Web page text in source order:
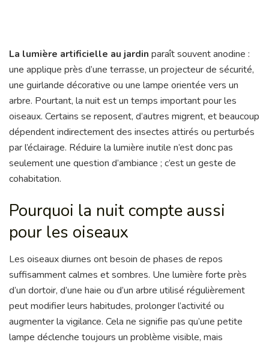
La lumière artificielle au jardin paraît souvent anodine :
une applique près d’une terrasse, un projecteur de sécurité,
une guirlande décorative ou une lampe orientée vers un
arbre. Pourtant, la nuit est un temps important pour les
oiseaux. Certains se reposent, d’autres migrent, et beaucoup
dépendent indirectement des insectes attirés ou perturbés
par l’éclairage. Réduire la lumière inutile n’est donc pas
seulement une question d’ambiance ; c’est un geste de
cohabitation.
Pourquoi la nuit compte aussi
pour les oiseaux
Les oiseaux diurnes ont besoin de phases de repos
suffisamment calmes et sombres. Une lumière forte près
d’un dortoir, d’une haie ou d’un arbre utilisé régulièrement
peut modifier leurs habitudes, prolonger l’activité ou
augmenter la vigilance. Cela ne signifie pas qu’une petite
lampe déclenche toujours un problème visible, mais